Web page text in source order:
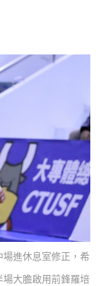
進休息室修正，希
大膽啟用前鋒羅培